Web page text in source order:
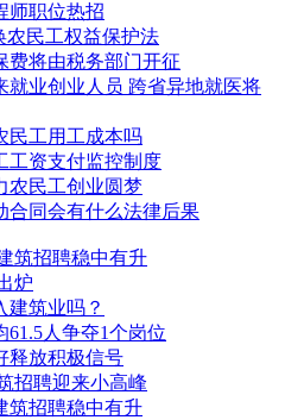
师职位热招
农民工权益保护法
费将由税务部门开征
就业创业人员 跨省异地就医将
民工用工成本吗
工资支付监控制度
农民工创业圆梦
合同会有什么法律后果
筑招聘稳中有升
炉
建筑业吗？
61.5人争夺1个岗位
释放积极信号
招聘迎来小高峰
筑招聘稳中有升